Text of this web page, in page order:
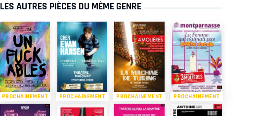
LES AUTRES PIÈCES DU MÊME GENRE
PROCHAINEMENT PROCHAINEMENT PROCHAINEMENT PROCHAINEMENT